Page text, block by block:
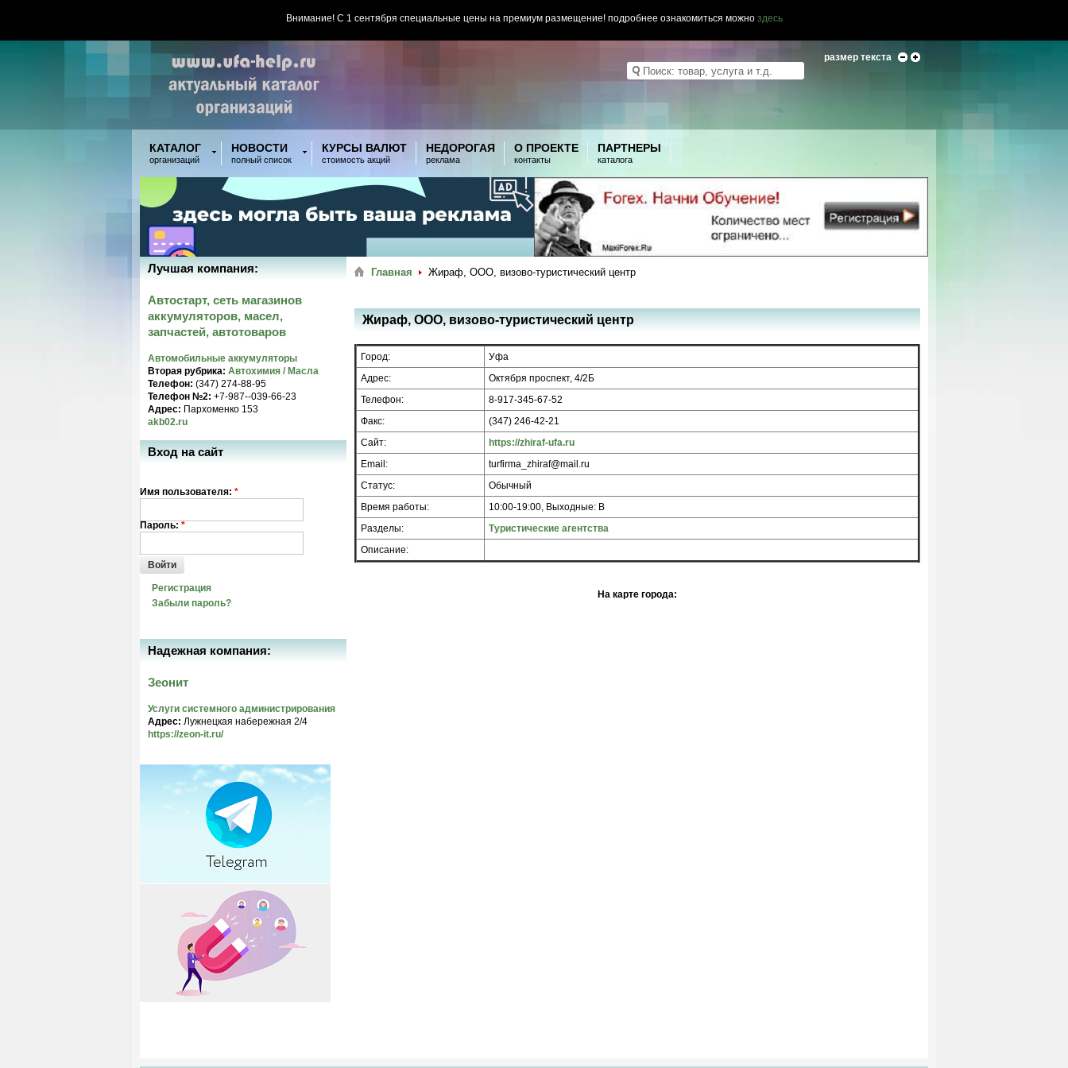
Внимание! С 1 сентября специальные цены на премиум размещение! подробнее ознакомиться можно здесь
размер текста
КАТАЛОГ
организаций
НОВОСТИ
полный список
КУРСЫ ВАЛЮТ
стоимость акций
НЕДОРОГАЯ
реклама
О ПРОЕКТЕ
контакты
ПАРТНЕРЫ
каталога
Главная Жираф, ООО, визово-туристический центр
Жираф, ООО, визово-туристический центр
Город:
Уфа
Адрес:
Октября проспект, 4/2Б
Телефон:
8-917-345-67-52
Факс:
(347) 246-42-21
Сайт:
https://zhiraf-ufa.ru
Email:
turfirma_zhiraf@mail.ru
Статус:
Обычный
Время работы:
10:00-19:00, Выходные: В
Разделы:
Туристические агентства
Описание:
На карте города:
Лучшая компания:
Автостарт, сеть магазинов
аккумуляторов, масел,
запчастей, автотоваров
Автомобильные аккумуляторы
Вторая рубрика: Автохимия / Масла
Телефон: (347) 274-88-95
Телефон №2: +7-987--039-66-23
Адрес: Пархоменко 153
akb02.ru
Вход на сайт
Имя пользователя: *
Пароль: *
Войти
Регистрация
Забыли пароль?
Надежная компания:
Зеонит
Услуги системного администрирования
Адрес: Лужнецкая набережная 2/4
https://zeon-it.ru/